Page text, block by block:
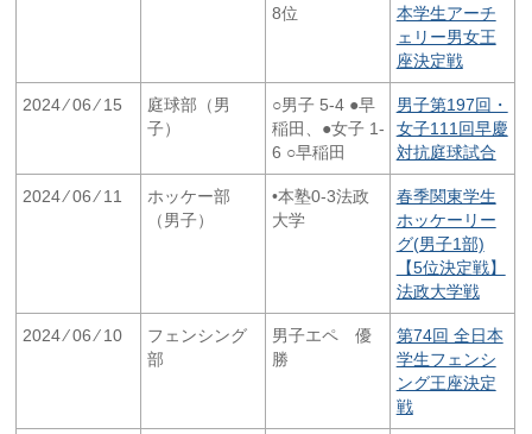
8位
本学生アーチ
ェリー男女王
座決定戦
2024 ⁄ 06 ⁄ 15
庭球部（男
子）
○男子 5-4 ●早
稲田、●女子 1-
6 ○早稲田
男子第197回・
女子111回早慶
対抗庭球試合
2024 ⁄ 06 ⁄ 11
ホッケー部
（男子）
•本塾0‐3法政
大学
春季関東学生
ホッケーリー
グ(男子1部)
【5位決定戦】
法政大学戦
2024 ⁄ 06 ⁄ 10
フェンシング
部
男子エペ 優
勝
第74回 全日本
学生フェンシ
ング王座決定
戦